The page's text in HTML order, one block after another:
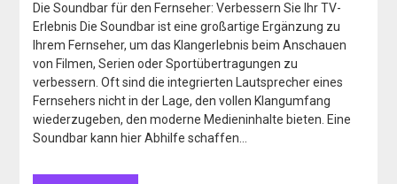
Die Soundbar für den Fernseher: Verbessern Sie Ihr TV-
Erlebnis Die Soundbar ist eine großartige Ergänzung zu
Ihrem Fernseher, um das Klangerlebnis beim Anschauen
von Filmen, Serien oder Sportübertragungen zu
verbessern. Oft sind die integrierten Lautsprecher eines
Fernsehers nicht in der Lage, den vollen Klangumfang
wiederzugeben, den moderne Medieninhalte bieten. Eine
Soundbar kann hier Abhilfe schaffen…